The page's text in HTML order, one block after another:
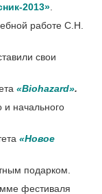
2013»
работе С.Н.
свои
«Biohazard».
и начального
«Новое
подарком.
фестиваля